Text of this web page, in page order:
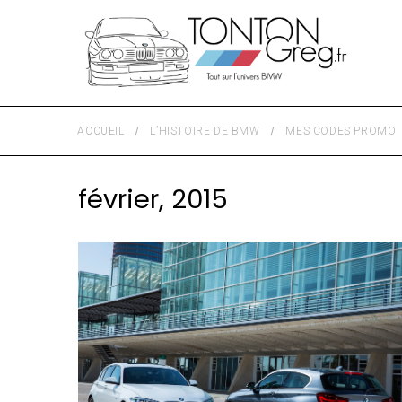
ACCUEIL L’HISTOIRE DE BMW MES CODES PROMO
février, 2015